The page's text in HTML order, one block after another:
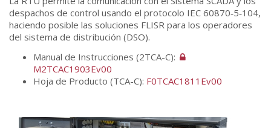
despachos de control usando el protocolo IEC 60870‑5‑104,
haciendo posible las soluciones FLISR para los operadores
del sistema de distribución (DSO).
Manual de Instrucciones (2TCA-C):
M2TCAC1903Ev00
Hoja de Producto (TCA-C): F0TCAC1811Ev00